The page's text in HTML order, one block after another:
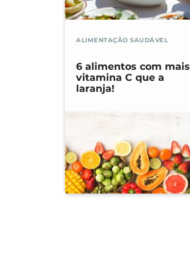
ALIMENTAÇÃO SAUDÁVEL
6 alimentos com mais
vitamina C que a
laranja!